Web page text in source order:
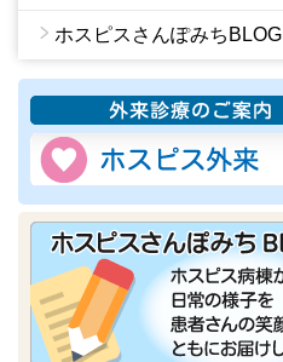
ホスピスさんぽみちBLOG